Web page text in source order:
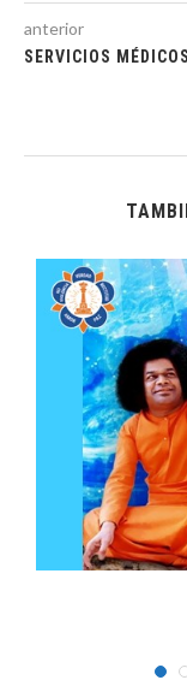
anterior
SERVICIOS